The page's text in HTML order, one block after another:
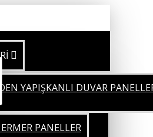
YAPIŞKANLI DUVAR
PANELLER